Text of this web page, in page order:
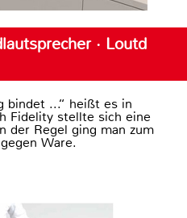
· Loutd
bindet ...“ heißt es in
Fidelity stellte sich eine
der Regel ging man zum
Ware.